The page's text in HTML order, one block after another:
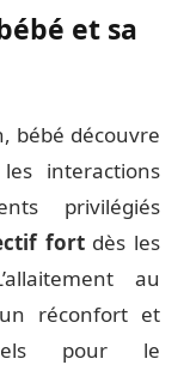
et sa
bébé découvre
interactions
privilégiés
fortdès les
au
réconfort et
pour le